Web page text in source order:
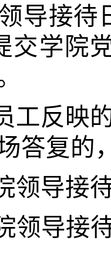
导接待
交学院
工反映
答复的
领导接
领导接